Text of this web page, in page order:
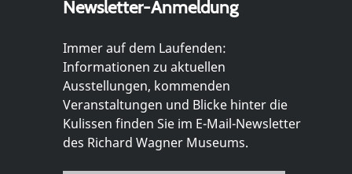
Newsletter-Anmeldung
Immer auf dem Laufenden:
Informationen zu aktuellen
Ausstellungen, kommenden
Veranstaltungen und Blicke hinter die
Kulissen finden Sie im E-Mail-Newsletter
des Richard Wagner Museums.